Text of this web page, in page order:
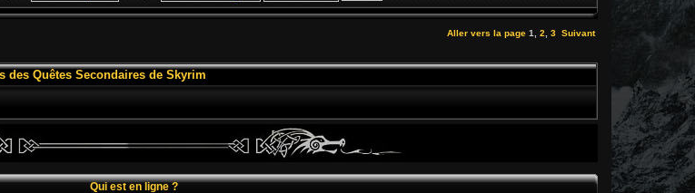
Aller vers la page 1 2 3 Suivant
des Quêtes Secondaires de Skyrim
Qui est en ligne ?